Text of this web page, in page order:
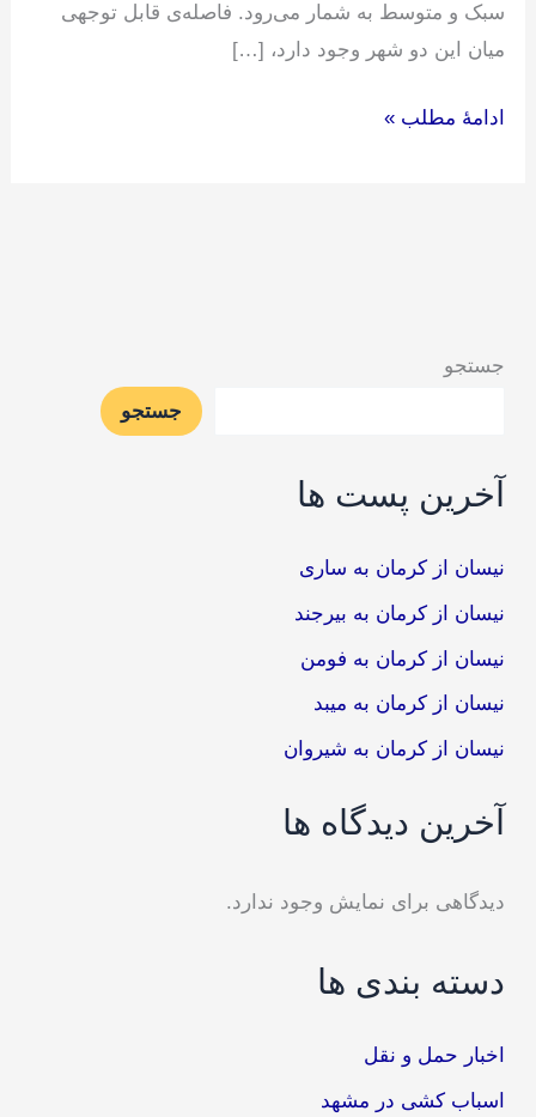
سبک و متوسط به شمار می‌رود. فاصله‌ی قابل توجهی
میان این دو شهر وجود دارد، […]
ادامۀ مطلب »
جستجو
جستجو
آخرین پست ها
نیسان از کرمان به ساری
نیسان از کرمان به بیرجند
نیسان از کرمان به فومن
نیسان از کرمان به میبد
نیسان از کرمان به شیروان
آخرین دیدگاه ها
دیدگاهی برای نمایش وجود ندارد.
دسته بندی ها
اخبار حمل و نقل
اسباب کشی در مشهد